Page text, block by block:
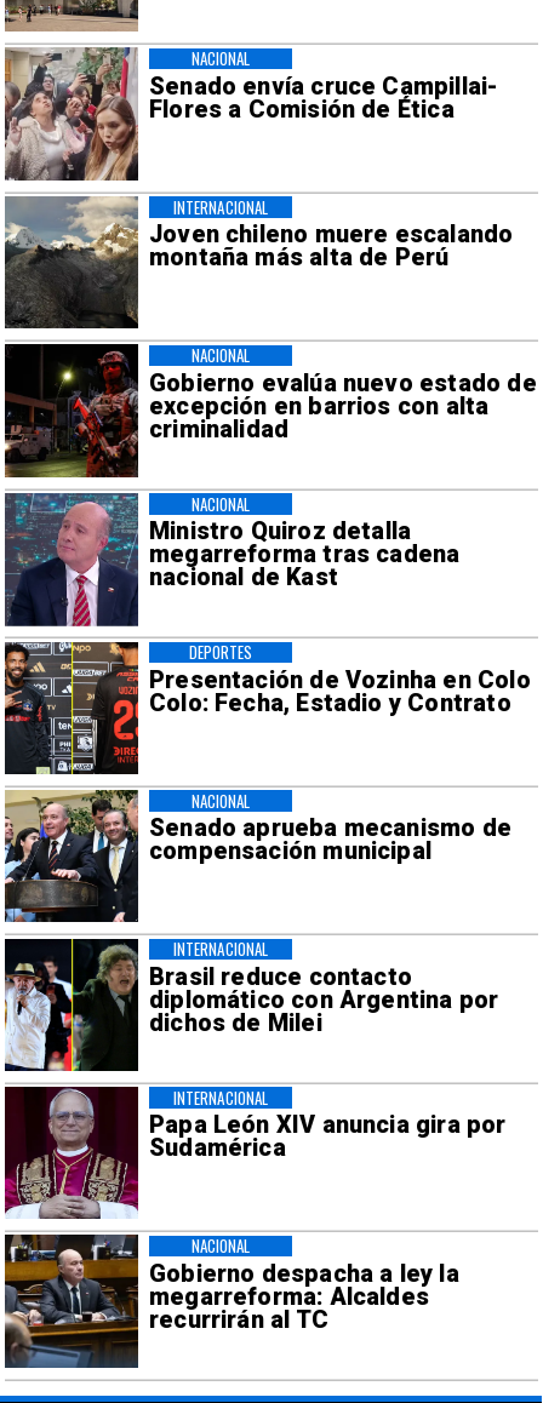
Senado envía cruce Campillai-
Flores a Comisión de Ética
NACIONAL
Joven chileno muere escalando
montaña más alta de Perú
INTERNACIONAL
Gobierno evalúa nuevo estado de
excepción en barrios con alta
criminalidad
NACIONAL
Ministro Quiroz detalla
megarreforma tras cadena
nacional de Kast
NACIONAL
Presentación de Vozinha en Colo
Colo: Fecha, Estadio y Contrato
DEPORTES
Senado aprueba mecanismo de
compensación municipal
NACIONAL
Brasil reduce contacto
diplomático con Argentina por
dichos de Milei
INTERNACIONAL
Papa León XIV anuncia gira por
Sudamérica
INTERNACIONAL
Gobierno despacha a ley la
megarreforma: Alcaldes
recurrirán al TC
NACIONAL